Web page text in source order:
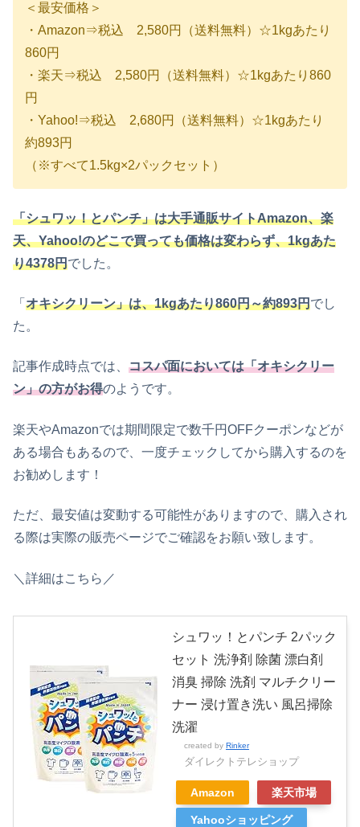
＜最安価格＞
・Amazon⇒税込 2,580円（送料無料）☆1kgあたり
860円
・楽天⇒税込 2,580円（送料無料）☆1kgあたり860
円
・Yahoo!⇒税込 2,680円（送料無料）☆1kgあたり
約893円
（※すべて1.5kg×2パックセット）
「シュワッ！とパンチ」は大手通販サイトAmazon、楽
天、Yahoo!のどこで買っても価格は変わらず、1kgあた
り4378円でした。
「 オキシクリーン」は、1kgあたり860円～約893円でし
た。
記事作成時点では、 コスパ面においては「オキシクリー
ン」の方がお得のようです。
楽天やAmazonでは期間限定で数千円OFFクーポンなどが
ある場合もあるので、一度チェックしてから購入するのを
お勧めします！
ただ、最安値は変動する可能性がありますので、購入され
る際は実際の販売ページでご確認をお願い致します。
＼詳細はこちら／
シュワッ！とパンチ 2パック
セット 洗浄剤 除菌 漂白剤
消臭 掃除 洗剤 マルチクリー
ナー 浸け置き洗い 風呂掃除
洗濯
created by Rinker
ダイレクトテレショップ
Amazon 楽天市場
Yahooショッピング